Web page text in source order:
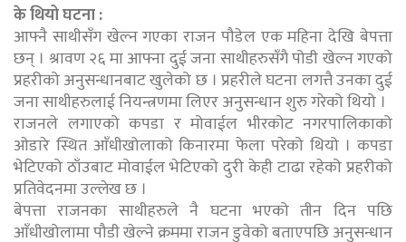
के थियो घटना :
आफ्नै साथीसँग खेल्न गएका राजन पौडेल एक महिना देखि बेपत्ता
छन् । श्रावण २६ मा आफ्ना दुई जना साथीहरुसँगै पोडी खेल्न गएको
प्रहरीको अनुसन्धानबाट खुलेको छ । प्रहरीले घटना लगत्तै उनका दुई
जना साथीहरुलाई नियन्त्रणमा लिएर अनुसन्धान शुरु गरेको थियो ।
राजनले लगाएको कपडा र मोवाईल भीरकोट नगरपालिकाको
ओडारे स्थित आँधीखोलाको किनारमा फेला परेको थियो । कपडा
भेटिएको ठाँउबाट मोवाईल भेटिएको दुरी केही टाढा रहेको प्रहरीको
प्रतिवेदनमा उल्लेख छ ।
बेपत्ता राजनका साथीहरुले नै घटना भएको तीन दिन पछि
आँधीखोलामा पौडी खेल्ने क्रममा राजन डुवेको बताएपछि अनुसन्धान